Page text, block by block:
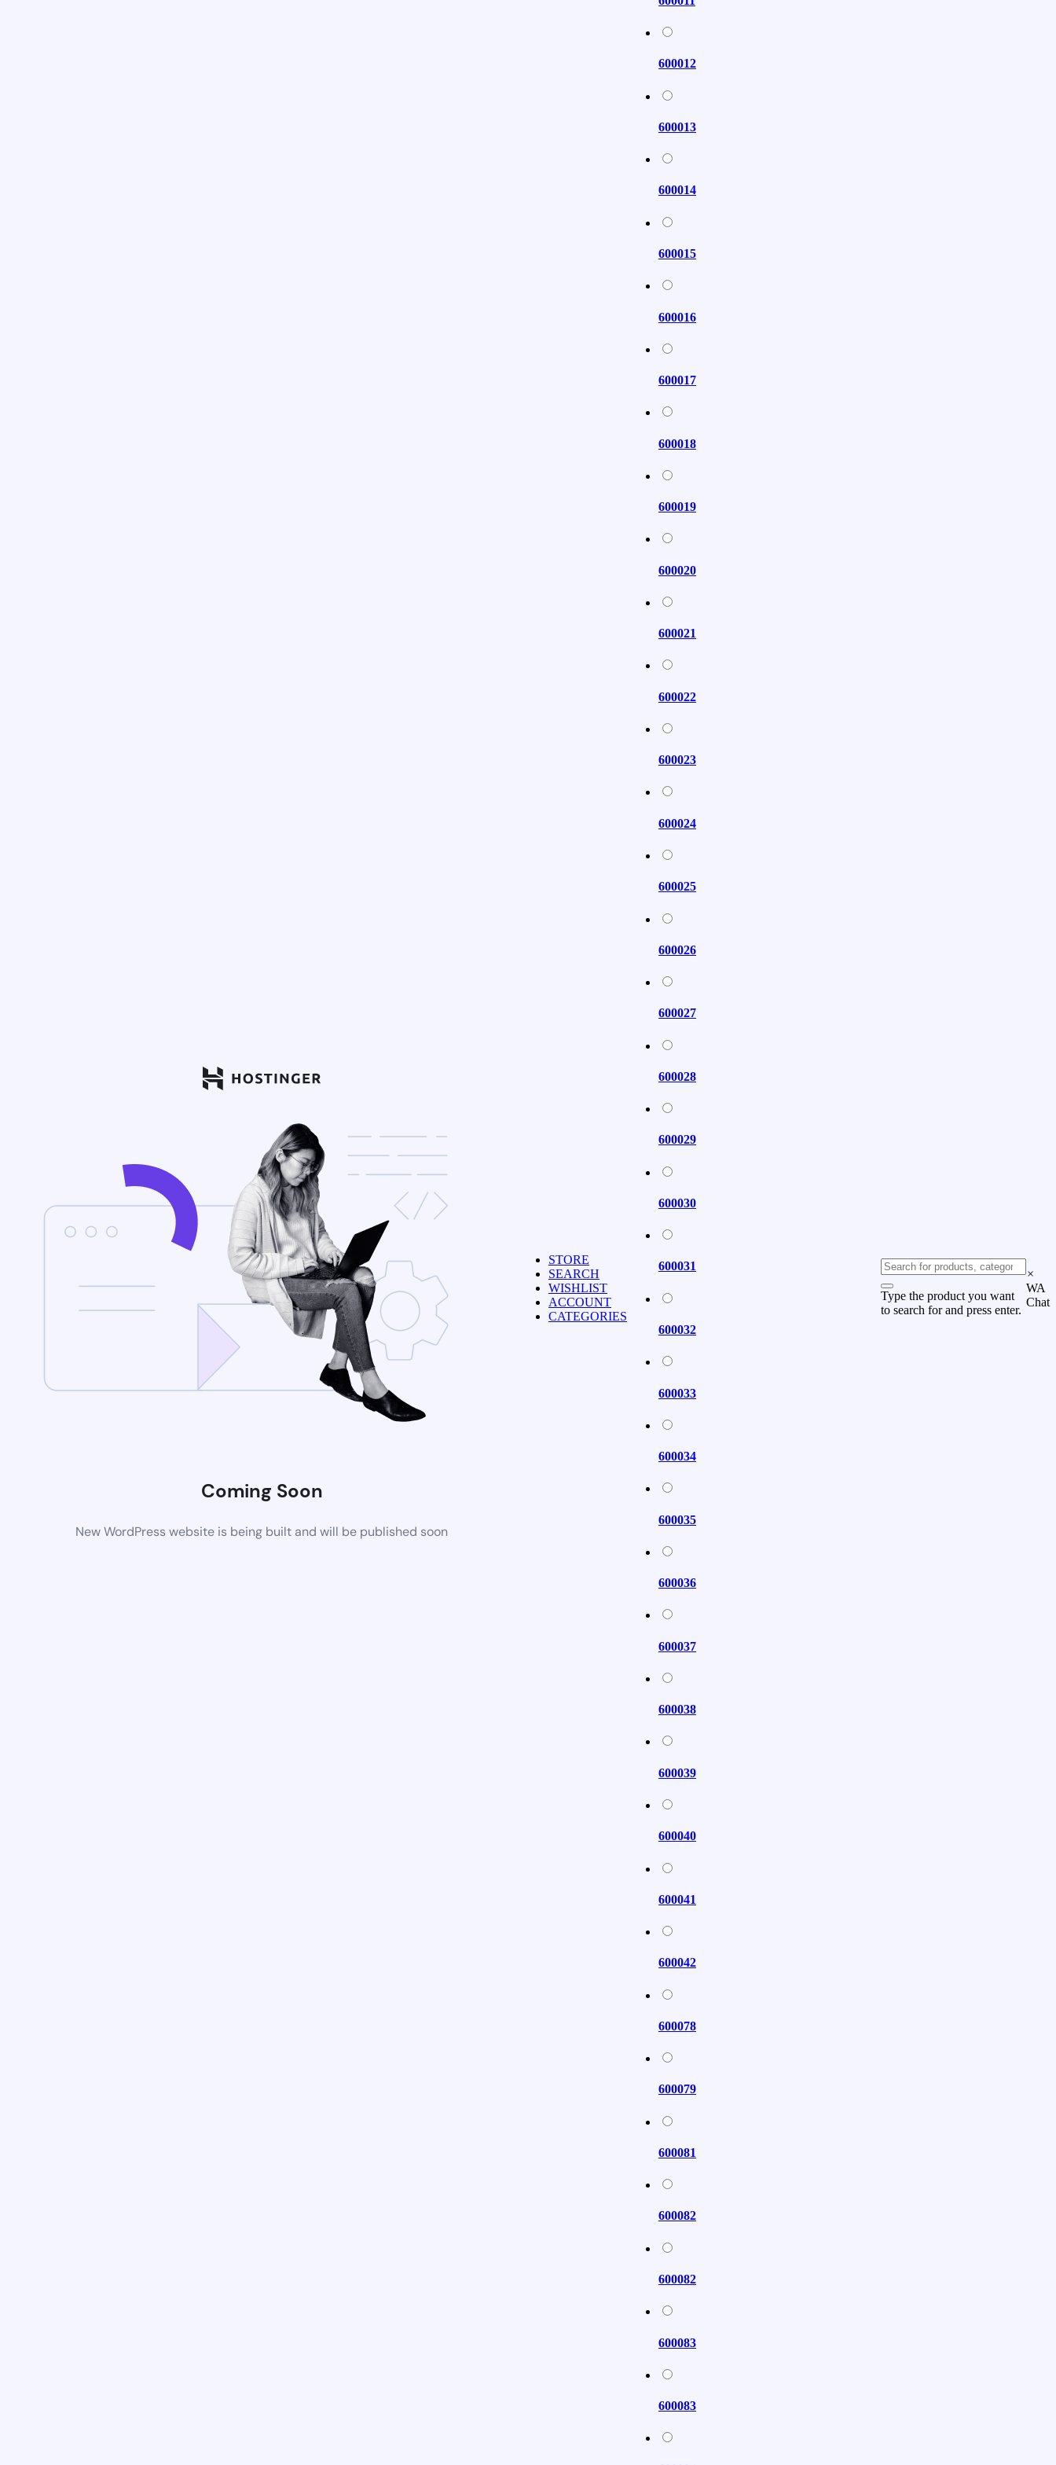
Coming Soon
New WordPress website is being built and will be published soon
STORE
SEARCH
WISHLIST
ACCOUNT
CATEGORIES
600012
600013
600014
600015
600016
600017
600018
600019
600020
600021
600022
600023
600024
600025
600026
600027
600028
600029
600030
600031
600032
600033
600034
600035
600036
600037
600038
600039
600040
600041
600042
600078
600079
600081
600082
600082
600083
600083
Type the product you want
to search for and press enter.
×
WA
Chat